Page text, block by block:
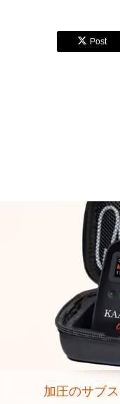
Post
加圧のサブ